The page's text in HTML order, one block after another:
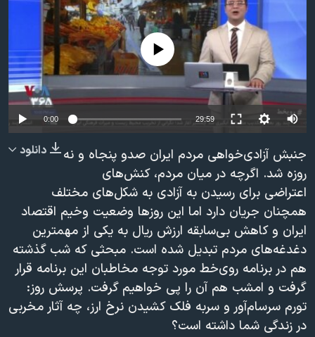
فرهنگ و زندگی
حقوق شهروندی
اقتصادی
علم و فناوری
اسرائیل در جنگ
آرشیو پخش زنده
انتخابات ریاست جمهوری آمریکا ۲۰۲۴
حمله جمهوری اسلامی به اسرائیل
رمز مهسا
ورزش زنان در ایران
مجموعه مستندهای دادخواهی
تریبونال مردمی آبان ۹۸
دادگاه حمید نوری
چهل سال گروگان‌گیری
قانون شفافیت دارائی کادر رهبری ایران
اعتراضات مردمی آبان ۹۸
اسرائیل در جنگ
زبانهای مختلف
No media source currently available
0:00 29:59
دانلود
جنبش آزادی‌خواهی مردم ایران صدو پنجاه و نه
روزه شد. اگرچه در میان مردم، کنش‌های
اعتراضی برای رسیدن به آزادی به شکل‌های مختلف
همچنان جریان دارد اما این روزها وضعیت وخیم اقتصاد
ایران و کاهش بی‌سابقه ارزش ریال به یکی از مهمترین
دغدغه‌های مردم تبدیل شده است. مبحثی که شب گذشته
هم در برنامه روی‌خط مورد توجه مخاطبان این برنامه قرار
گرفت و امشب هم آن را پی خواهیم گرفت. پرسش روز:
تورم سرسام‌آور و سربه فلک کشیدن نرخ ارز، چه آثار مخربی
در زندگی شما داشته است؟